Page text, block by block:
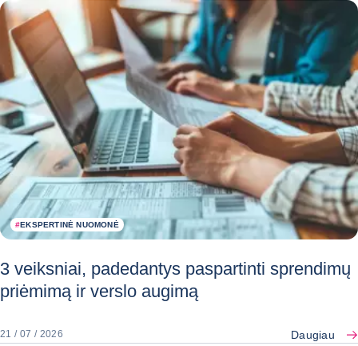
#EKSPERTINĖ NUOMONĖ
3 veiksniai, padedantys paspartinti sprendimų
priėmimą ir verslo augimą
21 / 07 / 2026 Daugiau